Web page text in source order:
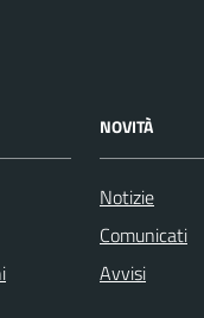
NOVITÀ
Notizie
Comunicati
Avvisi